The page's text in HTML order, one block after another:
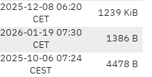
2025-12-08 06:20
CET
1239 KiB
2026-01-19 07:30
CET
1386 B
2025-10-06 07:24
CEST
4478 B